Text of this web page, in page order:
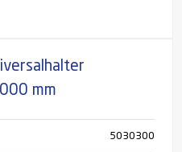
mm
5030300